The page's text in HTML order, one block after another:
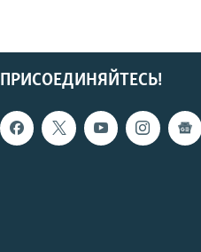
ПРИСОЕДИНЯЙТЕСЬ!